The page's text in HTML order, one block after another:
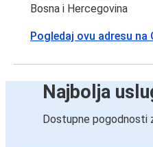
Bosna i Hercegovina
Pogledaj ovu adresu na
Najbolja
Dostupne pogodnosti